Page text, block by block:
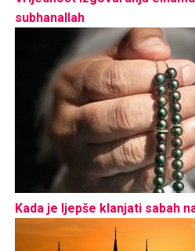
subhanallah
Kada je ljepše klanjati sabah